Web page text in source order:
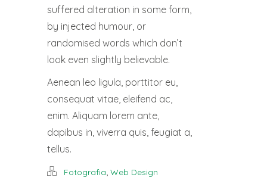
suffered alteration in some form,
by injected humour, or
randomised words which don’t
look even slightly believable.
Aenean leo ligula, porttitor eu,
consequat vitae, eleifend ac,
enim. Aliquam lorem ante,
dapibus in, viverra quis, feugiat a,
tellus.
Fotografia, Web Design